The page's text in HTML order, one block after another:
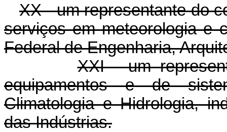
XX - um representante do
serviços em meteorologia e
Federal de Engenharia,
XXI - um
equipamentos e de
Climatologia e Hidrologia,
das Indústrias.